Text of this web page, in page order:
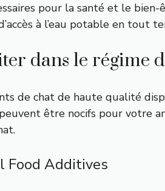
pour la santé et le bien-
à l’eau potable en tout
dans le régime
de chat de haute qualité
être nocifs pour votre
Food Additives